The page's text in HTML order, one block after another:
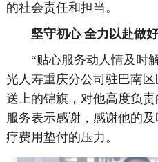
的社会责任和担当。
坚守初心 全力以赴做
“贴心服务动人情及时解
光人寿重庆分公司驻巴南
送上的锦旗，对他高度负
服务表示感谢，感谢他的
疗费用垫付的压力。